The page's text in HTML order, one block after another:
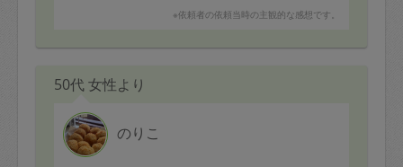
※依頼者の依頼当時の主観的な感想です。
50代 女性より
のりこ